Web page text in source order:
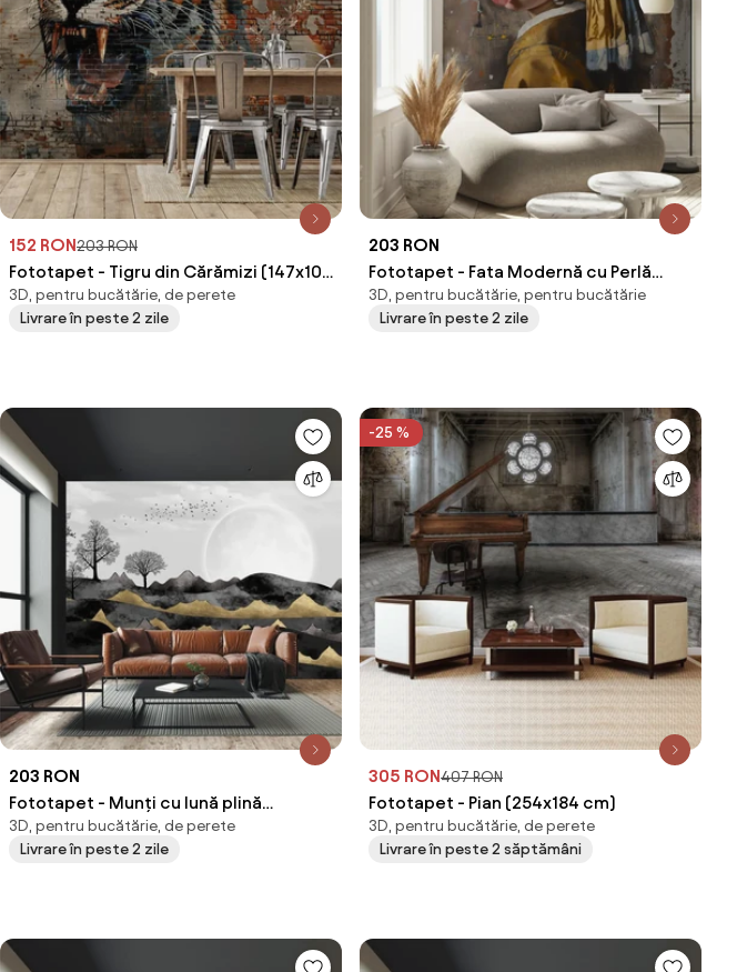
152 RON203 RON
Fototapet - Tigru din Cărămizi (147x102
cm)
3D, pentru bucătărie, de perete
Livrare în peste 2 zile
203 RON
Fototapet - Fata Modernă cu Perlă
(147x102 cm)
3D, pentru bucătărie, pentru bucătărie
Livrare în peste 2 zile
203 RON
Fototapet - Munți cu lună plină
(147x102 cm)
3D, pentru bucătărie, de perete
Livrare în peste 2 zile
-25 %
305 RON407 RON
Fototapet - Pian (254x184 cm)
3D, pentru bucătărie, de perete
Livrare în peste 2 săptămâni